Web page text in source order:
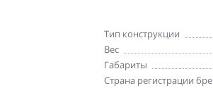
Тип конструкции
Вес
Габариты
Страна регистрации